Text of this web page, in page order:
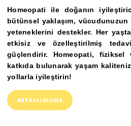
Homeopati ile doğanın
bütünsel yaklaşım,
yeteneklerini destekler. Her
etkisiz ve özelleştirilmiş
güçlendirir. Homeopati, fiziksel
katkıda bulunarak yaşam kalitenizi
yollarla iyileştirin!
DETAYLI İNCELE